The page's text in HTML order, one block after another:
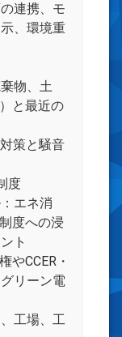
連携、モ
、環境重
物、土
と最近の
策と騒音
度
エネ消
度への浸
ト
やCCER・
リーン電
工場、工